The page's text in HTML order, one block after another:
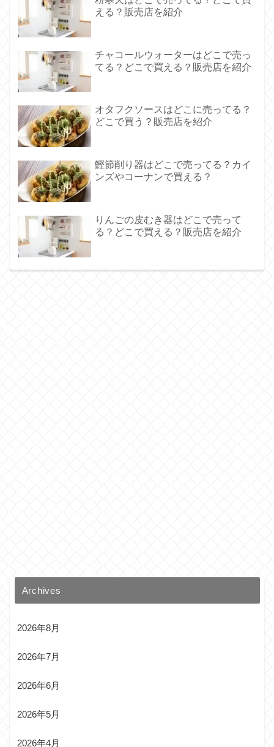
える？販売店を紹介
チャコールウォーターはどこで売っ
てる？どこで買える？販売店を紹介
オタフクソースはどこに売ってる？
どこで買う？販売店を紹介
鰹節削り器はどこで売ってる？カイ
ンズやコーナンで買える？
りんごの皮むき器はどこで売って
る？どこで買える？販売店を紹介
Archives
2026年8月
2026年7月
2026年6月
2026年5月
2026年4月